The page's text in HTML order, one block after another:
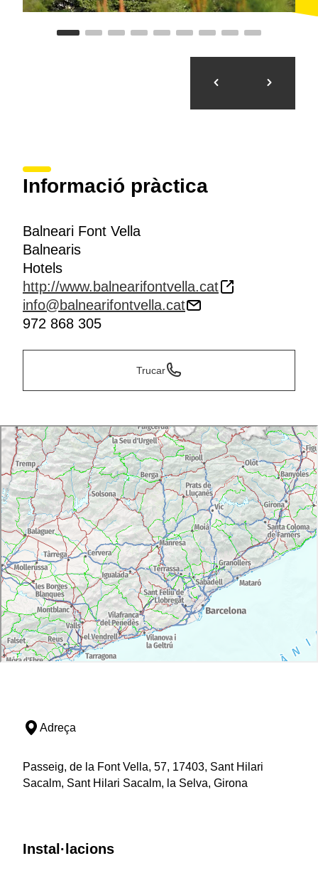
Informació pràctica
Balneari Font Vella
Balnearis
Hotels
http://www.balnearifontvella.cat
info@balnearifontvella.cat
972 868 305
Trucar
Adreça
Passeig, de la Font Vella, 57, 17403, Sant Hilari
Sacalm, Sant Hilari Sacalm, la Selva, Girona
Instal·lacions